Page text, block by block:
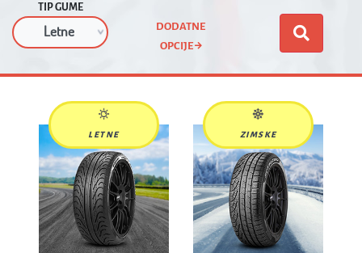
TIP GUME
DODATNE
OPCIJE
LETNE ZIMSKE